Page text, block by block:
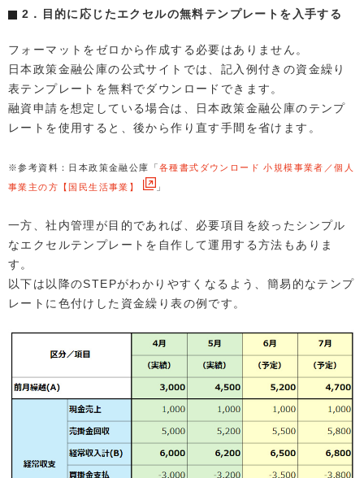
2．目的に応じたエクセルの無料テンプレートを入手する
フォーマットをゼロから作成する必要はありません。
日本政策金融公庫の公式サイトでは、記入例付きの資金繰り
表テンプレートを無料でダウンロードできます。
融資申請を想定している場合は、日本政策金融公庫のテンプ
レートを使用すると、後から作り直す手間を省けます。
※参考資料：日本政策金融公庫「 各種書式ダウンロード 小規模事業者／個人
事業主の方【国民生活事業】
」
一方、社内管理が目的であれば、必要項目を絞ったシンプル
なエクセルテンプレートを自作して運用する方法もありま
す。
以下は以降のSTEPがわかりやすくなるよう、簡易的なテンプ
レートに色付けした資金繰り表の例です。